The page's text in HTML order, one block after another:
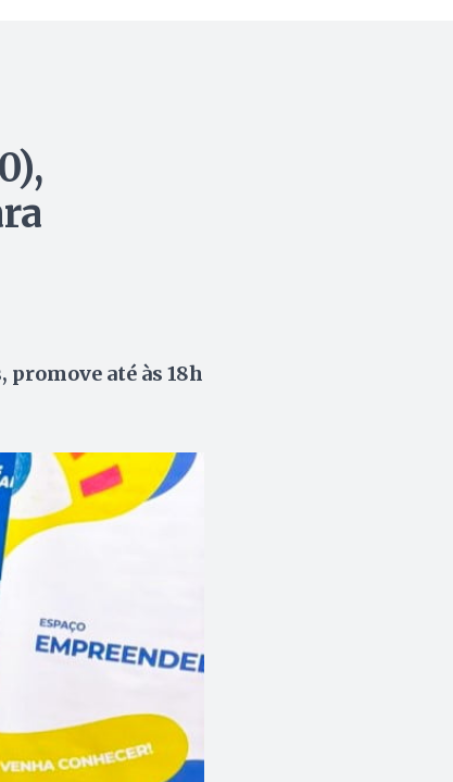
promove até às 18h